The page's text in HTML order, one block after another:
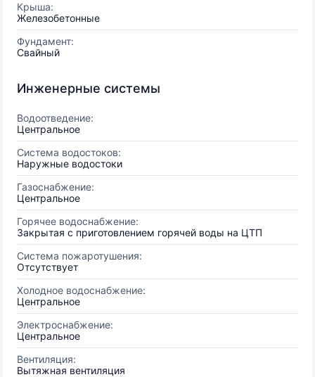
Крыша:
Железобетонные
Фундамент:
Свайный
Инженерные системы
Водоотведение:
Центральное
Система водостоков:
Наружные водостоки
Газоснабжение:
Центральное
Горячее водоснабжение:
Закрытая с приготовлением горячей воды на ЦТП
Система пожаротушения:
Отсутствует
Холодное водоснабжение:
Центральное
Электроснабжение:
Центральное
Вентиляция:
Вытяжная вентиляция